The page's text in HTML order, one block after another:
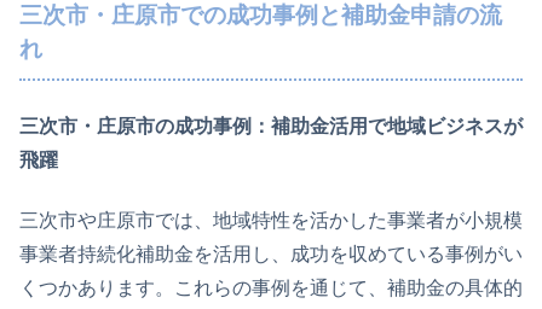
三次市・庄原市での成功事例と補助金申請の流
れ
三次市・庄原市の成功事例：補助金活用で地域ビジネスが
飛躍
三次市や庄原市では、地域特性を活かした事業者が小規模
事業者持続化補助金を活用し、成功を収めている事例がい
くつかあります。これらの事例を通じて、補助金の具体的